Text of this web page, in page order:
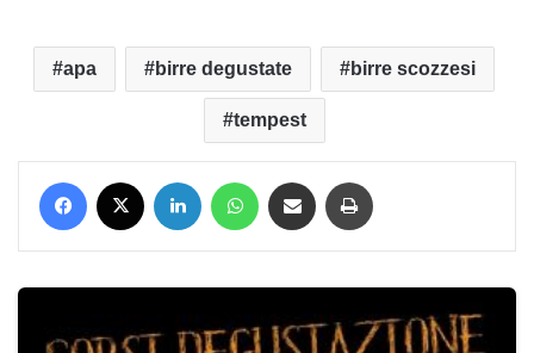
apa birre degustate birre scozzesi
tempest
Facebook LinkedIn WhatsApp Condividi via mail